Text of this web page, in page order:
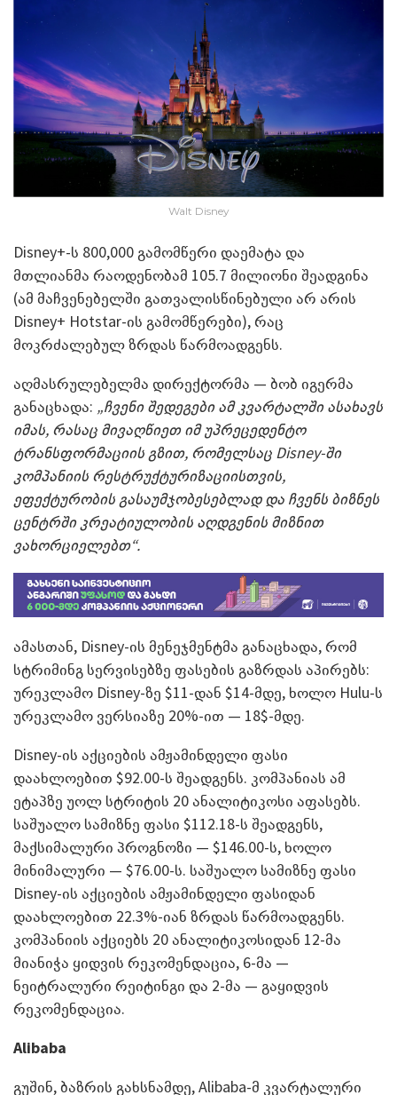
Walt Disney
Disney+-ს 800,000 გამომწერი დაემატა და
მთლიანმა რაოდენობამ 105.7 მილიონი შეადგინა
(ამ მაჩვენებელში გათვალისწინებული არ არის
Disney+ Hotstar-ის გამომწერები), რაც
მოკრძალებულ ზრდას წარმოადგენს.
აღმასრულებელმა დირექტორმა — ბობ იგერმა
განაცხადა: „ჩვენი შედეგები ამ კვარტალში ასახავს
იმას, რასაც მივაღწიეთ იმ უპრეცედენტო
ტრანსფორმაციის გზით, რომელსაც Disney-ში
კომპანიის რესტრუქტურიზაციისთვის,
ეფექტურობის გასაუმჯობესებლად და ჩვენს ბიზნეს
ცენტრში კრეატიულობის აღდგენის მიზნით
ვახორციელებთ“.
ამასთან, Disney-ის მენეჯმენტმა განაცხადა, რომ
სტრიმინგ სერვისებზე ფასების გაზრდას აპირებს:
ურეკლამო Disney-ზე $11-დან $14-მდე, ხოლო Hulu-ს
ურეკლამო ვერსიაზე 20%-ით ­— 18$-მდე.
Disney-ის აქციების ამჟამინდელი ფასი
დაახლოებით $92.00-ს შეადგენს. კომპანიას ამ
ეტაპზე უოლ სტრიტის 20 ანალიტიკოსი აფასებს.
საშუალო სამიზნე ფასი $112.18-ს შეადგენს,
მაქსიმალური პროგნოზი — $146.00-ს, ხოლო
მინიმალური — $76.00-ს. საშუალო სამიზნე ფასი
Disney-ის აქციების ამჟამინდელი ფასიდან
დაახლოებით 22.3%-იან ზრდას წარმოადგენს.
კომპანიის აქციებს 20 ანალიტიკოსიდან 12-მა
მიანიჭა ყიდვის რეკომენდაცია, 6-მა —
ნეიტრალური რეიტინგი და 2-მა — გაყიდვის
რეკომენდაცია.
Alibaba
გუშინ, ბაზრის გახსნამდე, Alibaba-მ კვარტალური